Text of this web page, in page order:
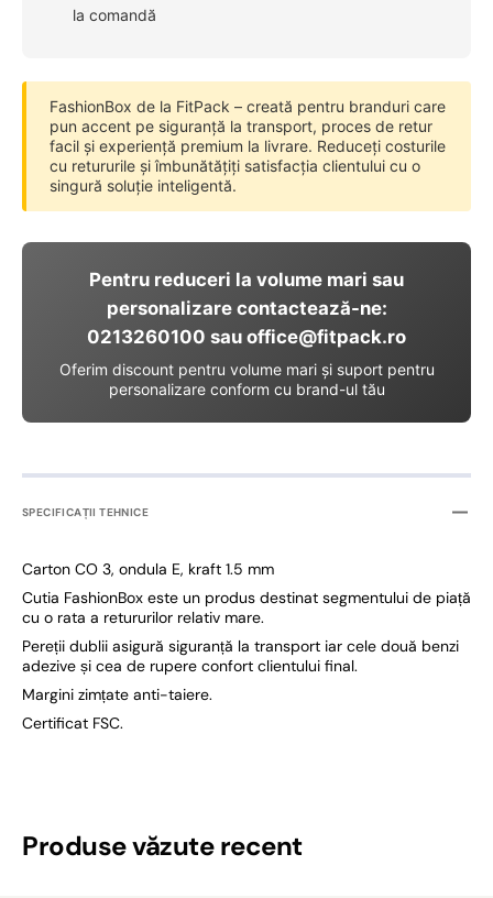
la comandă
FashionBox de la FitPack – creată pentru branduri care
pun accent pe siguranță la transport, proces de retur
facil și experiență premium la livrare. Reduceți costurile
cu retururile și îmbunătățiți satisfacția clientului cu o
singură soluție inteligentă.
Pentru reduceri la volume mari sau
personalizare contactează-ne:
0213260100 sau office@fitpack.ro
Oferim discount pentru volume mari și suport pentru
personalizare conform cu brand-ul tău
SPECIFICAȚII TEHNICE
Carton CO 3, ondula E, kraft 1.5 mm
Cutia FashionBox este un produs destinat segmentului de piață
cu o rata a retururilor relativ mare.
Pereții dublii asigură siguranță la transport iar cele două benzi
adezive și cea de rupere confort clientului final.
Margini zimțate anti-taiere.
Certificat FSC.
Produse văzute recent